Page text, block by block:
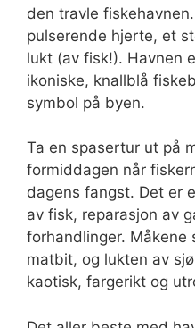
den travle
pulserende hjerte, et
lukt (av fisk!). Havnen
ikoniske, knallblå
symbol på byen.
Ta en spasertur ut på
formiddagen når
dagens fangst. Det er
av fisk, reparasjon av
forhandlinger. Måkene
matbit, og lukten av
kaotisk, fargerikt og